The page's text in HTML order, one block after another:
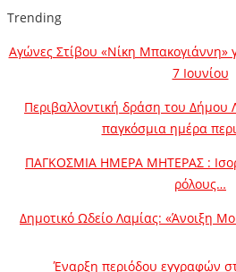
Trending
Αγώνες Στίβου «Νίκη Μπακογιάννη»
7 Ιουνίου
Περιβαλλοντική δράση του
παγκόσμια ημέρα
ΠΑΓΚΟΣΜΙΑ ΗΜΕΡΑ ΜΗΤΕΡΑΣ :
ρόλους…
Δημοτικό Ωδείο Λαμίας: «Άνοιξη
Έναρξη περιόδου εγγραφών